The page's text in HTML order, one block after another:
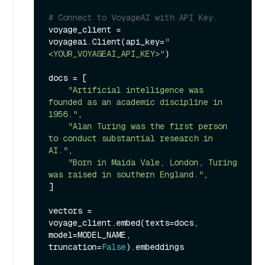
# Connect to VoyageAI with API Key.
voyage_client =
voyageai.Client(api_key="
<YOUR_VOYAGEAI_API_KEY>")
docs = [
"Artificial intelligence was
founded as an academic discipline in
1956." ,
"Alan Turing was the first person
to conduct substantial research in
AI." ,
"Born in Maida Vale, London, Turing
was raised in southern England." ,
]
vectors =
voyage_client.embed(texts=docs,
model=MODEL_NAME,
truncation=False).embeddings